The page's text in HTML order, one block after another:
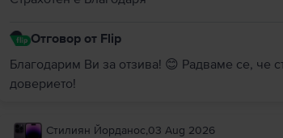
Отговор от Flip
Благодарим Ви за отзива! 😊 Радваме се, че
доверието!
Стилиян Йорданос,03 Aug 2026